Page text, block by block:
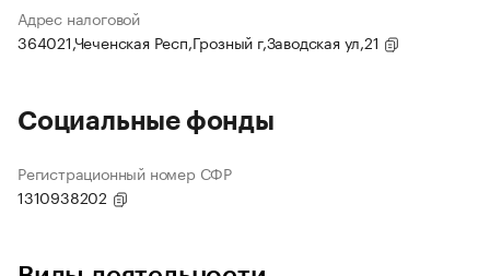
Адрес налоговой
364021,Чеченская Респ,Грозный г,Заводская ул,21
Социальные фонды
Регистрационный номер СФР
1310938202